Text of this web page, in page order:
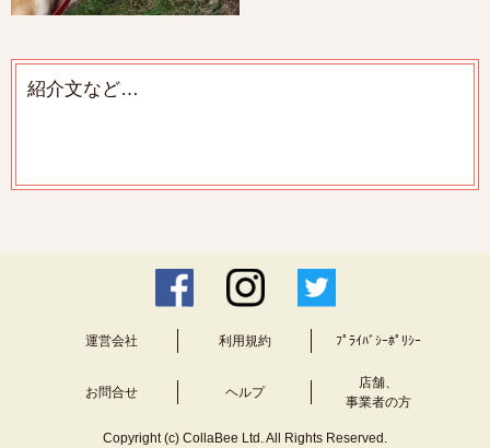
紹介文など…
運営会社 利用規約 ﾌﾟﾗｲﾊﾞｼｰﾎﾟﾘｼｰ
お問合せ ヘルプ
店舗、
事業者の方
Copyright (c) CollaBee Ltd. All Rights Reserved.